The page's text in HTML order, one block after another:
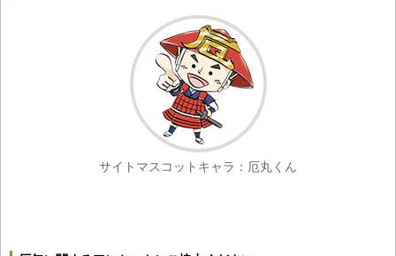
サイトマスコットキャラ：厄丸くん